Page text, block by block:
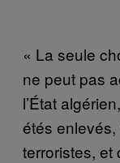
« La seule
ne peut pas
l’État
étés
terroristes, et